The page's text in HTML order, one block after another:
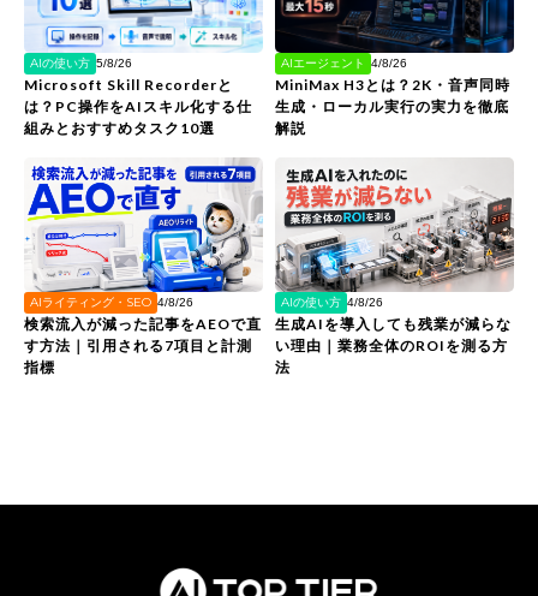
AIの使い方 5/8/26
Microsoft Skill Recorderと
は？PC操作をAIスキル化する仕
組みとおすすめタスク10選
AIエージェント 4/8/26
MiniMax H3とは？2K・音声同時
生成・ローカル実行の実力を徹底
解説
AIライティング・SEO 4/8/26
検索流入が減った記事をAEOで直
す方法｜引用される7項目と計測
指標
AIの使い方 4/8/26
生成AIを導入しても残業が減らな
い理由｜業務全体のROIを測る方
法